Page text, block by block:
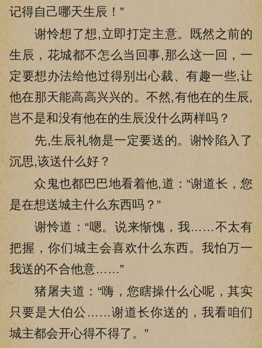
记得自己哪天生辰！”
谢怜想了想,立即打定主意。既然之前的
生辰，花城都不怎么当回事,那么这一回，一
定要想办法给他过得别出心裁、有趣一些,让
他在那天能高高兴兴的。不然,有他在的生辰,
岂不是和没有他在的生辰没什么两样吗？
先,生辰礼物是一定要送的。谢怜陷入了
沉思,该送什么好？
众鬼也都巴巴地看着他,道：“谢道长，您
是在想送城主什么东西吗？”
谢怜道：“嗯。说来惭愧，我……不太有
把握，你们城主会喜欢什么东西。我怕万一
我送的不合他意……”
猪屠夫道：“嗨，您瞎操什么心呢，其实
只要是大伯公……谢道长你送的，我看咱们
城主都会开心得不得了。”